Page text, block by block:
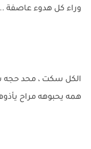
وراء كل هدوء عاصفة ..
الكل سكت ، محد
همه يحبوهه مراح